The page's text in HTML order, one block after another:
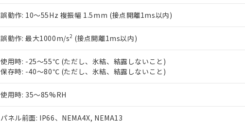
誤動作: 10～55Hz 複振幅 1.5mm (接点開離1ms以内)
誤動作: 最大1000m/s2 (接点開離1ms以内)
使用時: -25～55℃ (ただし、氷結、結露しないこと)
保存時: -40～80℃ (ただし、氷結、結露しないこと)
使用時: 35～85%RH
パネル前面: IP66、NEMA4X, NEMA13